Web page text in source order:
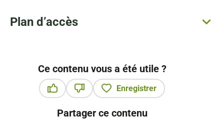
Plan d’accès
Ce contenu vous a été utile ?
Enregistrer
Partager ce contenu